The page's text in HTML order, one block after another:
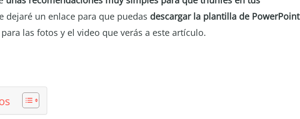
dejaré un enlace para que puedas descargar la plantilla de PowerPoint
las fotos y el video que verás a este artículo.